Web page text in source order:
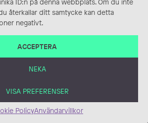
återkallar ditt samtycke kan detta
negativt.
ACCEPTERA
NEKA
VISA PREFERENSER
PolicyAnvändarvillkor